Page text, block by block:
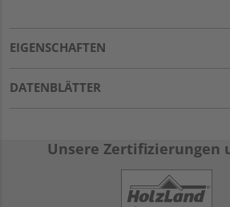
EIGENSCHAFTEN
DATENBLÄTTER
Unsere Zertifizierungen